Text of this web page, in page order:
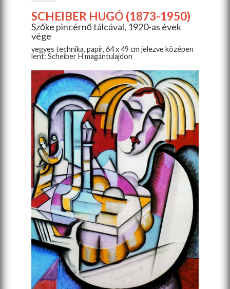
SCHEIBER HUGÓ (1873-1950)
Szőke pincérnő tálcával, 1920-as évek
vége
vegyes technika, papír, 64 x 49 cm jelezve középen
lent: Scheiber H magántulajdon